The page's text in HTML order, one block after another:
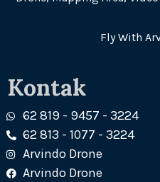
Fly With
Kontak
62 819 - 9457 - 3224
62 813 - 1077 - 3224
Arvindo Drone
Arvindo Drone